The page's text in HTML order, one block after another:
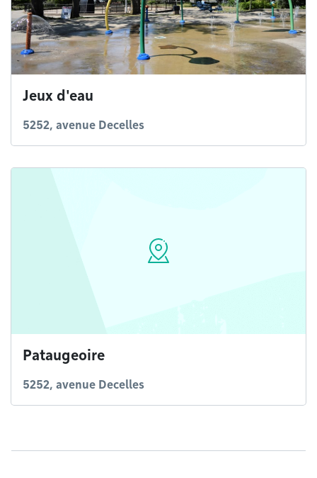
Jeux d'eau
5252, avenue Decelles
Pataugeoire
5252, avenue Decelles